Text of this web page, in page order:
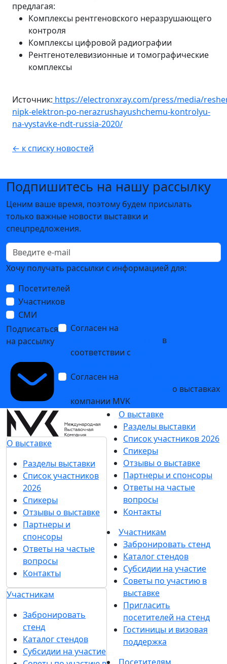
предлагая:
Комплексы рентгеновского неразрушающего
контроля
Комплексы цифровой радиографии
Рентгенотелевизионные и томографические
комплексы
Источник: https://electronxray.com/press/media/
nipk-elektron-po-nerazrushayushchemu-kontrolyu-
na-vystavke-ndt-russia-2020/
← к списку новостей
Подпишитесь на нашу рассылку
Ценим ваше время, поэтому будем присылать
только важные новости выставки и
спецпредложения.
Хочу получать рассылки с информацией для:
Посетителей
Участников
СМИ
Подписаться
на рассылку
Согласен на
в
соответствии с
Согласен на
о выставках
компании MVK
О выставке
Разделы выставки
Список участников
2026
Спикеры
Отзывы о выставке
Партнеры и
спонсоры
Ответы на частые
вопросы
Контакты
Участникам
Забронировать
стенд
Каталог стендов
Субсидии на участие
О выставке
Разделы выставки
Список участников 2026
Спикеры
Отзывы о выставке
Партнеры и спонсоры
Ответы на частые
вопросы
Контакты
Участникам
Забронировать стенд
Каталог стендов
Субсидии на участие
Советы по участию в
выставке
Пригласить
посетителей на стенд
Гостиницы и визовая
поддержка